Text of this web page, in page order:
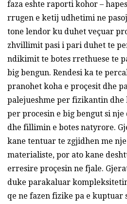
faza eshte raporti kohor –
rrugen e ketij udhetimi ne
tone lendor ku duhet veçuar
zhvillimit pasi i pari duhet te
ndikimit te botes rrethuese te
big bengun. Rendesi ka te
pranohet koha e proçesit dhe
palejueshme per fizikantin dhe
per procesin e big bengut si
dhe fillimin e botes natyrore.
kane tentuar te zgjidhen me
materialiste, por ato kane
erresire proçesin ne fjale.
duke parakaluar
qe ne fazen fizike pa e kuptuar